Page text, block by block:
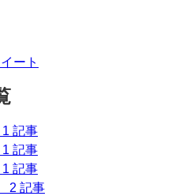
ート
1 記事
1 記事
1 記事
2 記事